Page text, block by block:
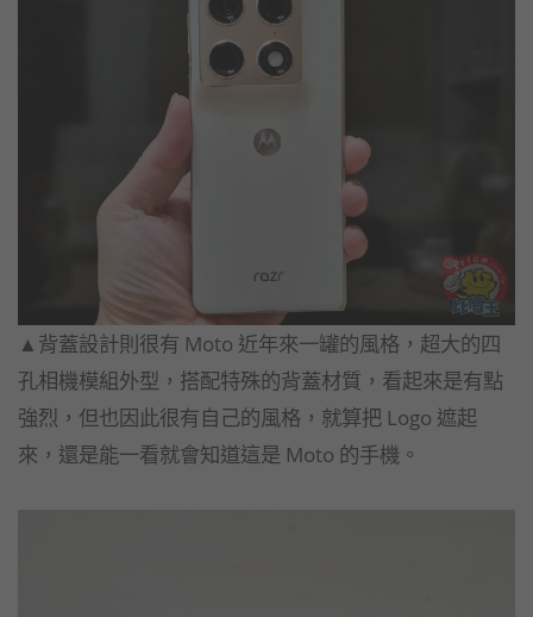
▲背蓋設計則很有 Moto 近年來一罐的風格，超大的四
孔相機模組外型，搭配特殊的背蓋材質，看起來是有點
強烈，但也因此很有自己的風格，就算把 Logo 遮起
來，還是能一看就會知道這是 Moto 的手機。